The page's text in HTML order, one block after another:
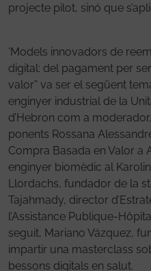
projecte pilot, sinó que
‘Models innovadors de
digital: del pagament per
valor” va ser el següent
enginyer industrial de la
d’Hebron com a
ponents Rossana
Compra Basada en Valor a
enginyer biomèdic al
Llordachs, fundador de la
Tajahmady, director
l’Assistance Publique-
seguit, Mariano Vázquez,
impartir una masterclass
bessons digitals en salut.